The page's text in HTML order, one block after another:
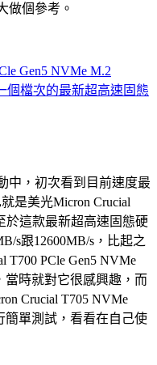
做個參考。
Gen5 NVMe M.2
個檔次的最新超高速固態
中，初次看到目前速度最
是美光Micron Crucial
於這款最新超高速固態硬
s跟12600MB/s，比起之
T700 PCle Gen5 NVMe
當時就對它很感興趣，而
Crucial T705 NVMe
簡單測試，看看在自己使